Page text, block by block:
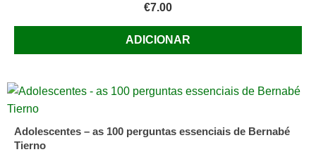
€7.00
ADICIONAR
Adolescentes – as 100 perguntas essenciais de Bernabé
Tierno